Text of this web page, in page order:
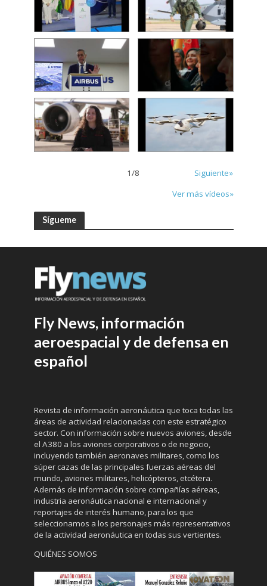
1/8
Siguiente»
Ver más vídeos»
Sígueme
Fly News, información
aeroespacial y de defensa en
español
Revista de información aeronáutica que toca todas las
áreas de actividad relacionadas con este estratégico
sector. Con información sobre nuevos aviones, desde
el A380 a los aviones corporativos o de negocio,
incluyendo también aeronaves militares, como los
súper cazas de las principales fuerzas aéreas del
mundo, aviones militares, helicópteros, etcétera.
Además de información sobre compañías aéreas,
industria aeronáutica nacional e internacional y
reportajes de interés humano, para los que
seleccionamos a los personajes más representativos
de la actividad aeronáutica en todas sus vertientes.
QUIÉNES SOMOS